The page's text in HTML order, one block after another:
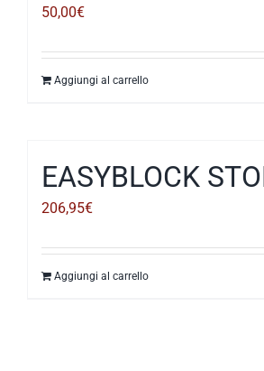
50,00€
Aggiungi al carrello
EASYBLOCK
206,95€
Aggiungi al carrello